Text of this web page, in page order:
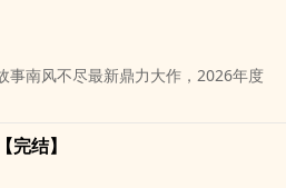
哦！
南风不尽最新鼎力大作，2026年度
最后一件事》还不错的话请不要忘记
哦！
结】